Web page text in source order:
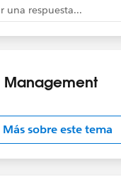
una respuesta...
Management
Más sobre este tema